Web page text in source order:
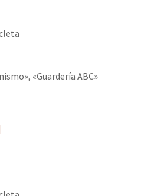
«Guardería ABC»